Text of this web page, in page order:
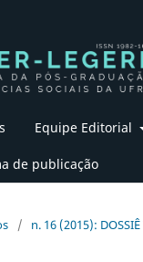
Equipe Editorial
de publicação
/ n. 16 (2015):